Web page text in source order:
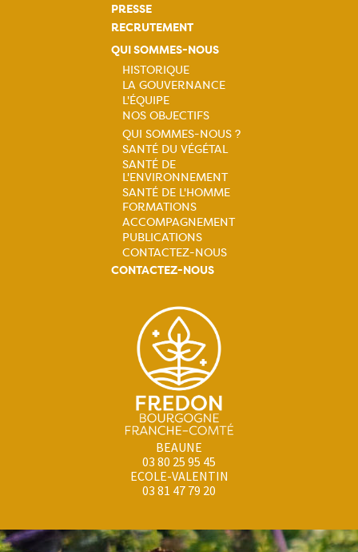
PRESSE
RECRUTEMENT
QUI SOMMES-NOUS
Navigation
principale
HISTORIQUE
LA GOUVERNANCE
L'ÉQUIPE
NOS OBJECTIFS
Navigation
principale
QUI SOMMES-NOUS ?
SANTÉ DU VÉGÉTAL
SANTÉ DE
L'ENVIRONNEMENT
SANTÉ DE L'HOMME
FORMATIONS
ACCOMPAGNEMENT
PUBLICATIONS
CONTACTEZ-NOUS
CONTACTEZ-NOUS
BEAUNE
03 80 25 95 45
ECOLE-VALENTIN
03 81 47 79 20